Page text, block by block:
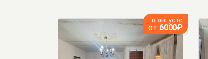
в августе
от 6000₽